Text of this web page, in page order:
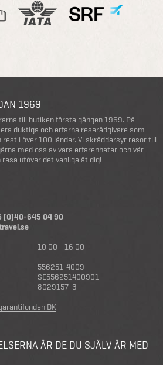
1969
till butiken första gången 1969. På
duktiga och erfarna reserådgivare som
i över 100 länder. Vi skräddarsyr resor till
med oss av våra erfarenheter och vår
utöver det vanliga åt dig!
(0)40-645 04 90
10.00 - 16.00
556251-4009
SE556251400901
8029157-3
DK
ÄR DE DU SJÄLV ÄR MED